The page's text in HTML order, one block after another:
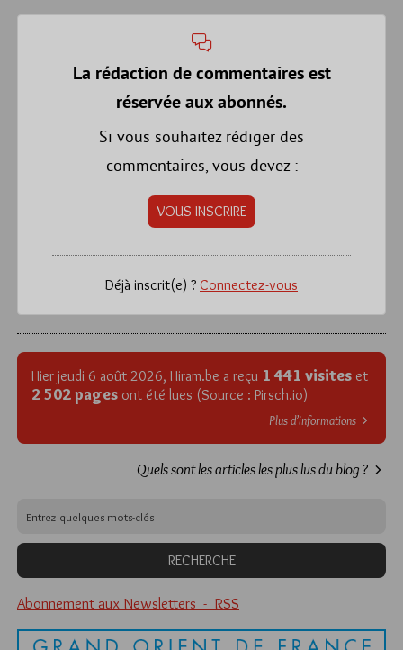
La rédaction de commentaires est
réservée aux abonnés.
Si vous souhaitez rédiger des
commentaires, vous devez :
VOUS INSCRIRE
Déjà inscrit(e) ? Connectez-vous
Hier jeudi 6 août 2026, Hiram.be a reçu 1 441 visites et
2 502 pages ont été lues (Source : Pirsch.io)
Plus d’informations
Quels sont les articles les plus lus du blog ?
Abonnement aux Newsletters - RSS